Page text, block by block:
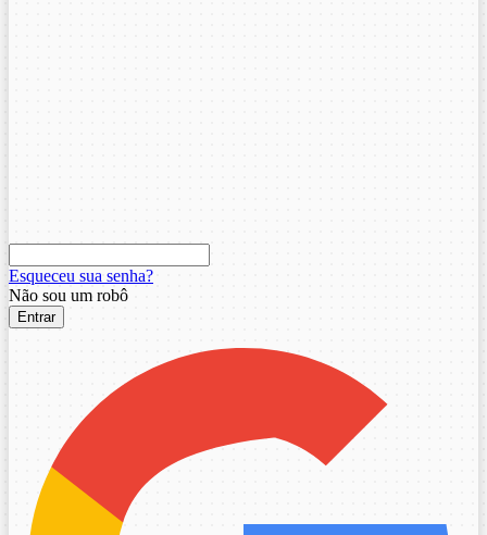
Esqueceu sua senha?
Não sou um robô
Entrar